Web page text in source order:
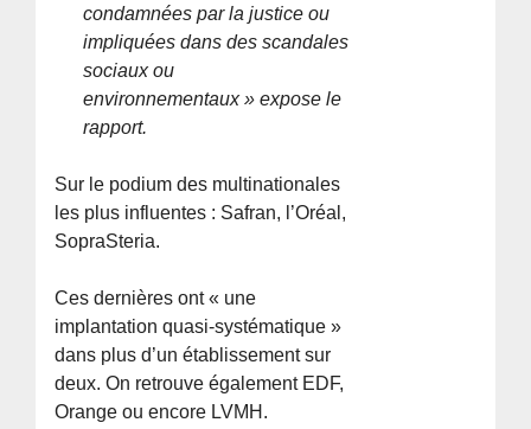
condamnées par la justice ou
impliquées dans des scandales
sociaux ou
environnementaux » expose le
rapport.
Sur le podium des multinationales
les plus influentes : Safran, l’Oréal,
SopraSteria.
Ces dernières ont « une
implantation quasi-systématique »
dans plus d’un établissement sur
deux. On retrouve également EDF,
Orange ou encore LVMH.